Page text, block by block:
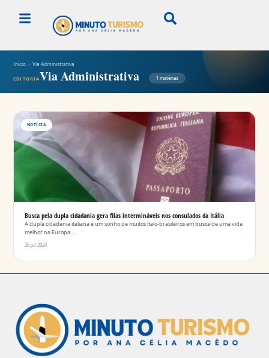
Início › Via Administrativa
EDITORIAVia Administrativa 1 matérias
NOTÍCIA
Busca pela dupla cidadania gera filas intermináveis nos consulados da Itália
A dupla cidadania italiana é um sonho de muitos ítalo-brasileiros em busca de uma vida
melhor na Europa.…
26 jul 2024